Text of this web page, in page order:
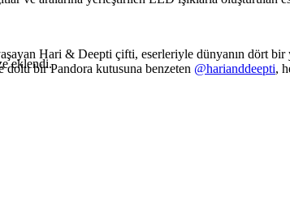
eklendi.
Hari & Deepti çifti, eserleriyle dünyanın dört bir
bir Pandora kutusuna benzeten @harianddeepti,